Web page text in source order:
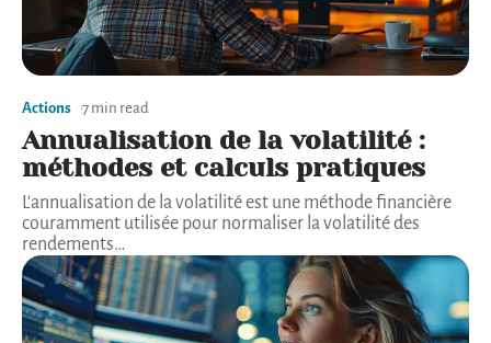
Actions 7 min read
Annualisation de la volatilité :
méthodes et calculs pratiques
L'annualisation de la volatilité est une méthode financière
couramment utilisée pour normaliser la volatilité des
rendements…